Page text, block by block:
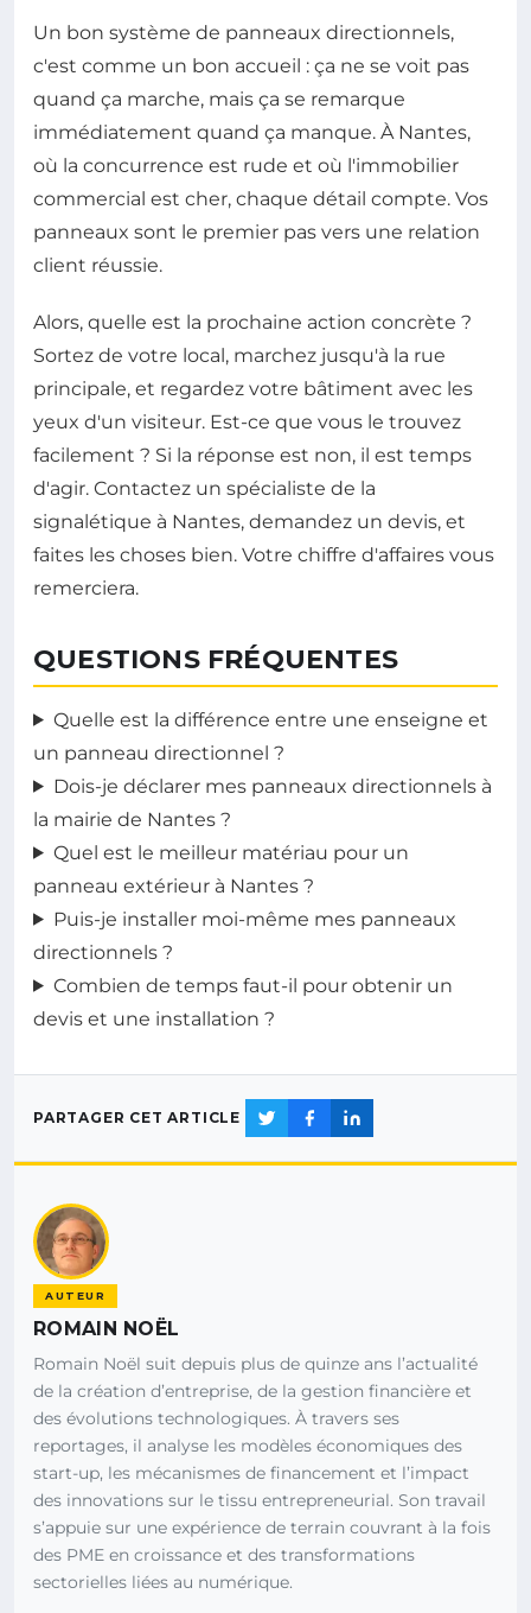
Un bon système de panneaux directionnels,
c'est comme un bon accueil : ça ne se voit pas
quand ça marche, mais ça se remarque
immédiatement quand ça manque. À Nantes,
où la concurrence est rude et où l'immobilier
commercial est cher, chaque détail compte. Vos
panneaux sont le premier pas vers une relation
client réussie.
Alors, quelle est la prochaine action concrète ?
Sortez de votre local, marchez jusqu'à la rue
principale, et regardez votre bâtiment avec les
yeux d'un visiteur. Est-ce que vous le trouvez
facilement ? Si la réponse est non, il est temps
d'agir. Contactez un spécialiste de la
signalétique à Nantes, demandez un devis, et
faites les choses bien. Votre chiffre d'affaires vous
remerciera.
QUESTIONS FRÉQUENTES
Quelle est la différence entre une enseigne et
un panneau directionnel ?
Dois-je déclarer mes panneaux directionnels à
la mairie de Nantes ?
Quel est le meilleur matériau pour un
panneau extérieur à Nantes ?
Puis-je installer moi-même mes panneaux
directionnels ?
Combien de temps faut-il pour obtenir un
devis et une installation ?
PARTAGER CET ARTICLE
AUTEUR
ROMAIN NOËL
Romain Noël suit depuis plus de quinze ans l’actualité
de la création d’entreprise, de la gestion financière et
des évolutions technologiques. À travers ses
reportages, il analyse les modèles économiques des
start-up, les mécanismes de financement et l’impact
des innovations sur le tissu entrepreneurial. Son travail
s’appuie sur une expérience de terrain couvrant à la fois
des PME en croissance et des transformations
sectorielles liées au numérique.